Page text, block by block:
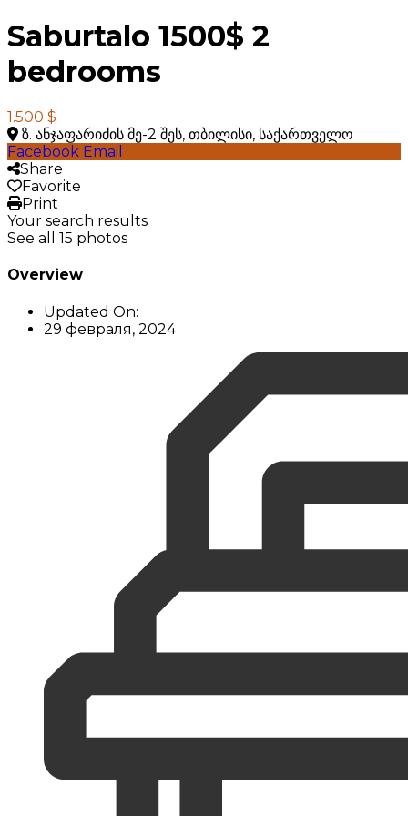
Saburtalo 1500$ 2
bedrooms
1.500 $
ზ. ანჯაფარიძის მე-2 შეს, თბილისი, საქართველო
Facebook Email
Share
Favorite
Print
Your search results
See all 15 photos
Overview
Updated On:
29 февраля, 2024